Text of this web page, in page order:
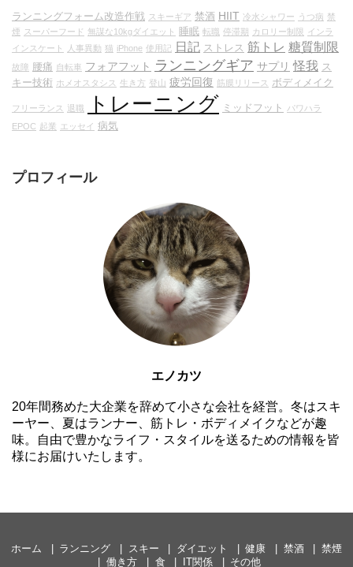
ランニングフォーム改造作戦 スキーギア 禁酒 HIIT 冷水シャワー うつ病 禁
煙 スーパーフード 無謀な10kgダイエット 睡眠 転職 停滞期 カロリー制限
インラ
インスケート
人事異動 猫 iPhone 使用記 日記 ストレス 筋トレ 糖質制限
故障 腰痛 自転車 フォアフット ランニングギア サプリ 怪我 ス
キー技術 ホメオスタシス 生き方 登山 疲労回復 筋膜リリース ボディメイク
フリーランス 退職 トレーニング ミッドフット
パワハラ
EPOC 起業 エッセイ 病気
プロフィール
エノカツ
20年間務めた大企業を辞めて小さな会社を経営。冬はスキ
ーヤー、夏はランナー、筋トレ・ボディメイクなどが趣
味。自由で豊かなライフ・スタイルを送るための情報を皆
様にお届けいたします。
ホーム ランニング スキー ダイエット 健康 禁酒
禁煙
働き方
食 IT関係 その他